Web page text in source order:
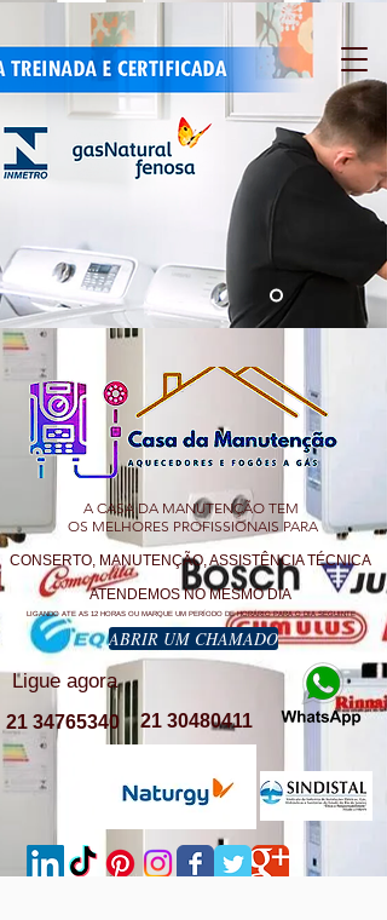
A CASA DA MANUTENÇÃO TEM
OS MELHORES PROFISSIONAIS PARA
CONSERTO, MANUTENÇÃO, ASSISTÊNCIA TÉCNICA
ATENDEMOS NO MESMO DIA
LIGANDO ATE AS 12 HORAS OU MARQUE UM PERÍODO DE HORÁRIO PARA O DIA SEGUINTE
ABRIR UM CHAMADO
Ligue agora
21 30480411
21 34765340